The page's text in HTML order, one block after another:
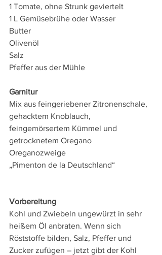
1 Tomate, ohne Strunk geviertelt
1 L Gemüsebrühe oder Wasser
Butter
Olivenöl
Salz
Pfeffer aus der Mühle
Garnitur
Mix aus feingeriebener Zitronenschale,
gehacktem Knoblauch,
feingemörsertem Kümmel und
getrocknetem Oregano
Oreganozweige
„Pimenton de la Deutschland“
Vorbereitung
Kohl und Zwiebeln ungewürzt in sehr
heißem Öl anbraten. Wenn sich
Röststoffe bilden, Salz, Pfeffer und
Zucker zufügen – jetzt gibt der Kohl